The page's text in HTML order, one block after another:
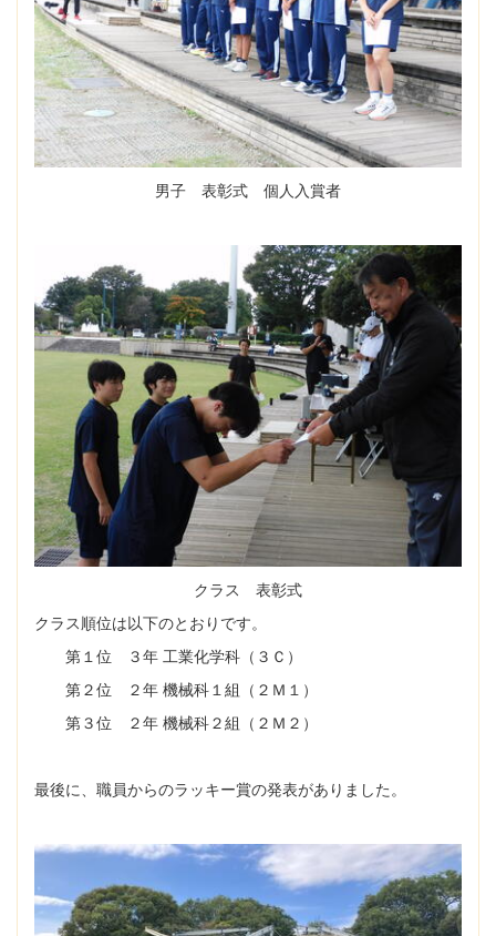
男子 表彰式 個人入賞者
クラス 表彰式
クラス順位は以下のとおりです。
第１位 ３年 工業化学科（３Ｃ）
第２位 ２年 機械科１組（２Ｍ１）
第３位 ２年 機械科２組（２Ｍ２）
最後に、職員からのラッキー賞の発表がありました。